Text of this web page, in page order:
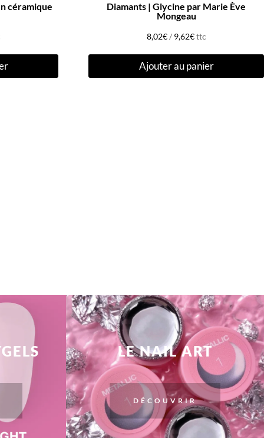
céramique
Diamants | Glycine par Marie Ève
Mongeau
8,02€ / 9,62€ttc
Ajouter au panier
LE NAIL ART
DÉCOUVRIR